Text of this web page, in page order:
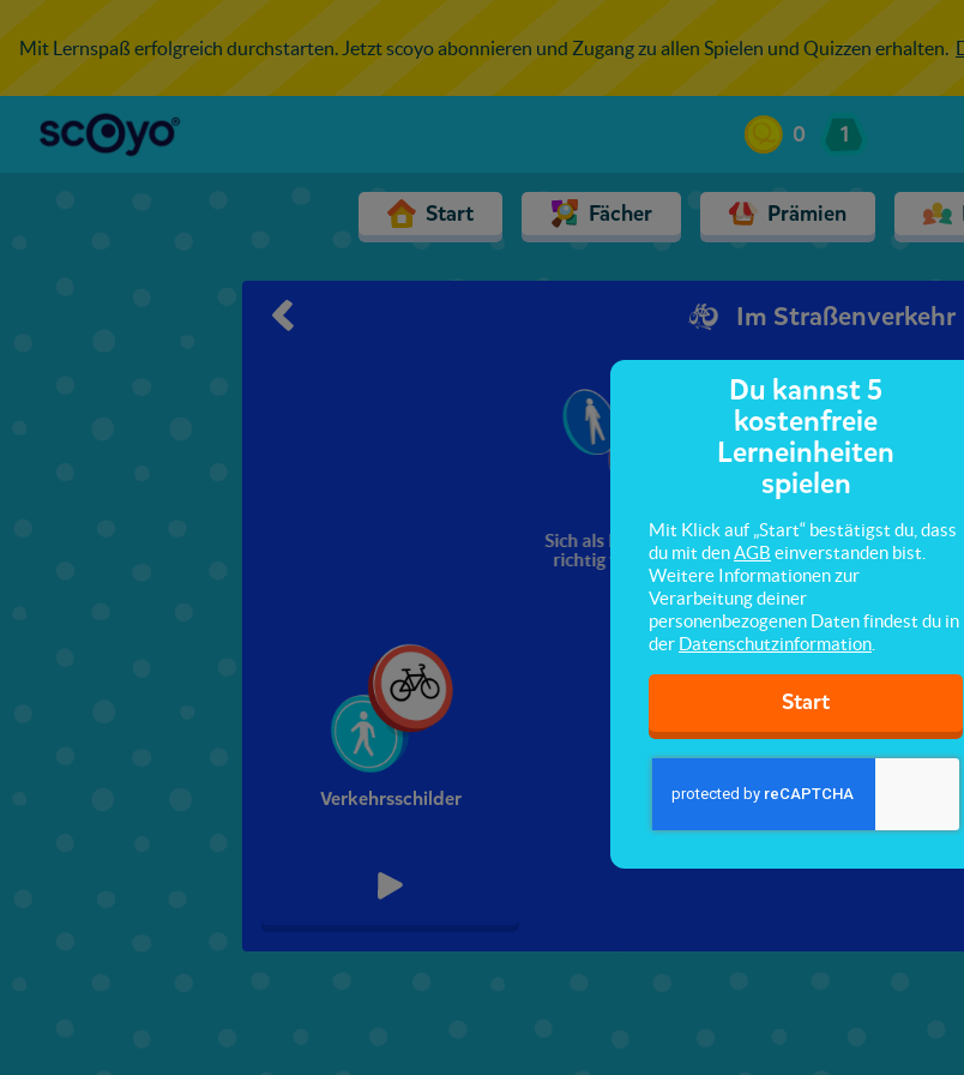
Mit Lernspaß erfolgreich durchstarten. Jetzt scoyo abonnieren und Zugang zu allen Spielen und Quizzen erhalten.
0 1
Start Fächer Prämien
Im Straßenverkehr
Sich als Fußgänger
richtig verhalten
Sicherheit
Verkehrsschilder
Du kannst 5
kostenfreie
Lerneinheiten
spielen
Mit Klick auf „Start“ bestätigst du, dass
du mit denAGB einverstanden bist.
Weitere Informationen zur
Verarbeitung deiner
personenbezogenen Daten findest du in
der Datenschutzinformation
Start